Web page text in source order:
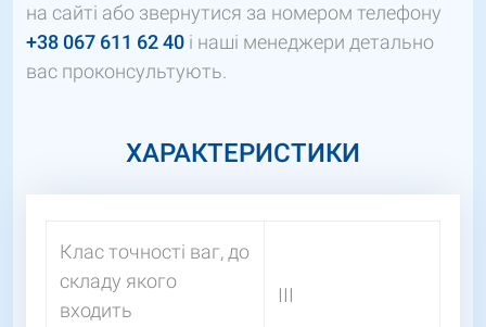
на сайті або звернутися за номером телефону
+38 067 611 62 40 і наші менеджери детально
вас проконсультують.
ХАРАКТЕРИСТИКИ
Клас точності ваг, до
складу якого
входить
III